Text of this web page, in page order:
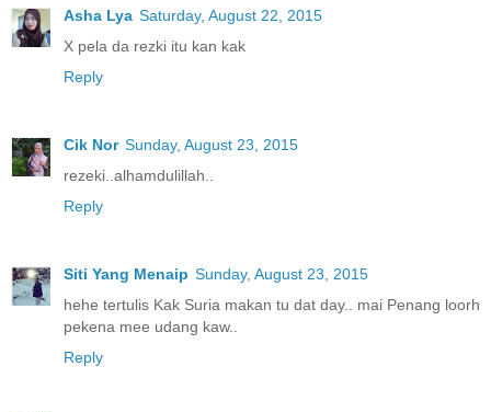
Asha Lya Saturday, August 22, 2015
X pela da rezki itu kan kak
Reply
Cik Nor Sunday, August 23, 2015
rezeki..alhamdulillah..
Reply
Siti Yang Menaip Sunday, August 23, 2015
hehe tertulis Kak Suria makan tu dat day.. mai Penang loorh
pekena mee udang kaw..
Reply